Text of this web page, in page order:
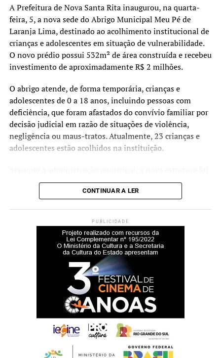
A Prefeitura de Nova Santa Rita inaugurou, na quarta-
feira, 5, a nova sede do Abrigo Municipal Meu Pé de
Laranja Lima, destinado ao acolhimento institucional de
crianças e adolescentes em situação de vulnerabilidade.
O novo prédio possui 532m² de área construída e recebeu
investimento de aproximadamente R$ 2 milhões.
O abrigo atende, de forma temporária, crianças e
adolescentes de 0 a 18 anos, incluindo pessoas com
deficiência, que foram afastados do convívio familiar por
decisão judicial em razão de situações de violência,
negligência ou maus-tratos. Atualmente, 23 crianças e
adolescentes estão acolhidos na instituição.
planejada para oferecer ambientes mais amplos,
acessíveis e adequados às necessidades dos acolhidos e
Durante a cerimônia de inauguração, o prefeito Rodrigo
Battistella afirmou que a entrega da nova sede representa
um reforço na estrutura da rede de proteção à infância e à
“Hoje entregamos muito
mais do que um prédio.
Estamos oferecendo um
espaço preparado para
CONTINUAR A LER
PUBLICIDADE